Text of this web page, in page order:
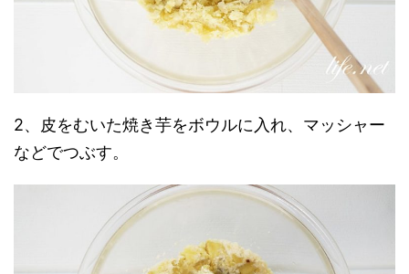
2、皮をむいた焼き芋をボウルに入れ、マッシャー
などでつぶす。